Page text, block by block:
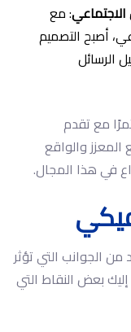
الاجتماعي: مع
أصبح التصميم
الرسائل
مع تقدم
المعزز والواقع
في هذا المجال.
الجوانب التي تؤثر
بعض النقاط التي